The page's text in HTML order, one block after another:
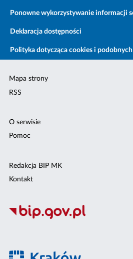
Ponowne wykorzystywanie informacji
Deklaracja dostępności
Polityka dotycząca cookies i
Mapa strony
RSS
O serwisie
Pomoc
Redakcja BIP MK
Kontakt